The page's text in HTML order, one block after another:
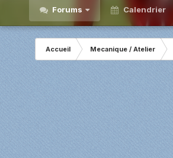
Forums Calendrier
Accueil Mecanique / Atelier